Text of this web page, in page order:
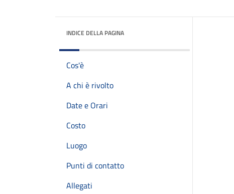
INDICE DELLA PAGINA
Cos'è
A chi è rivolto
Date e Orari
Costo
Luogo
Punti di contatto
Allegati